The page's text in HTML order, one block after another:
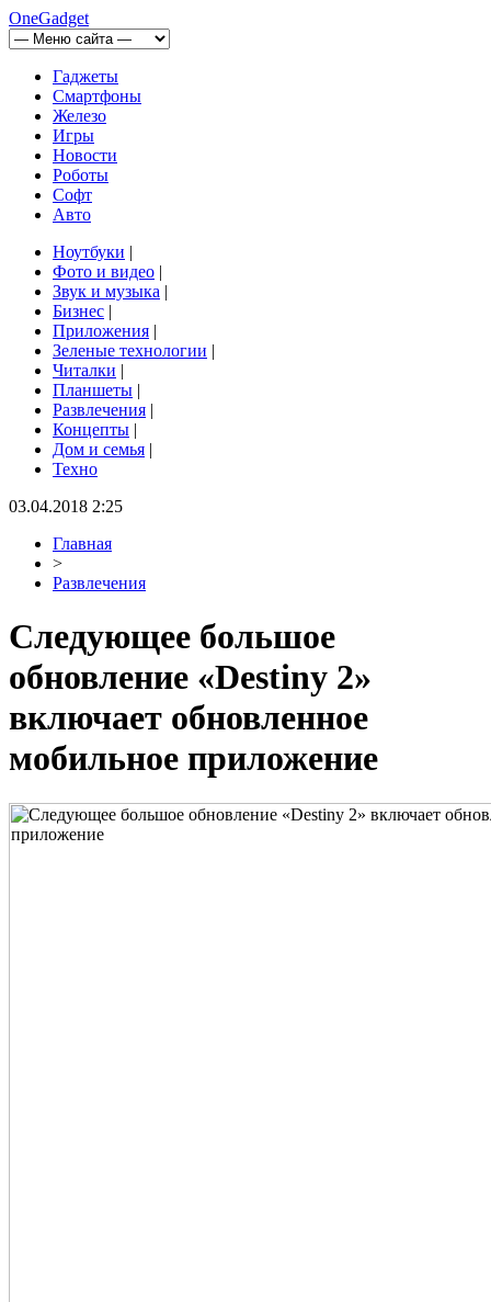
OneGadget
Гаджеты
Смартфоны
Железо
Игры
Новости
Роботы
Софт
Авто
Ноутбуки |
Фото и видео |
Звук и музыка |
Бизнес |
Приложения |
Зеленые технологии |
Читалки |
Планшеты |
Развлечения |
Концепты |
Дом и семья |
Техно
03.04.2018 2:25
Главная
>
Развлечения
Следующее большое
обновление «Destiny 2»
включает обновленное
мобильное приложение